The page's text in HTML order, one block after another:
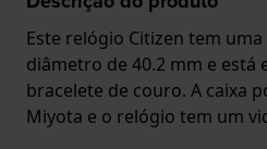
Este relógio Citizen tem
diâmetro de 40.2 mm e está
bracelete de couro. A caixa
Miyota e o relógio tem um